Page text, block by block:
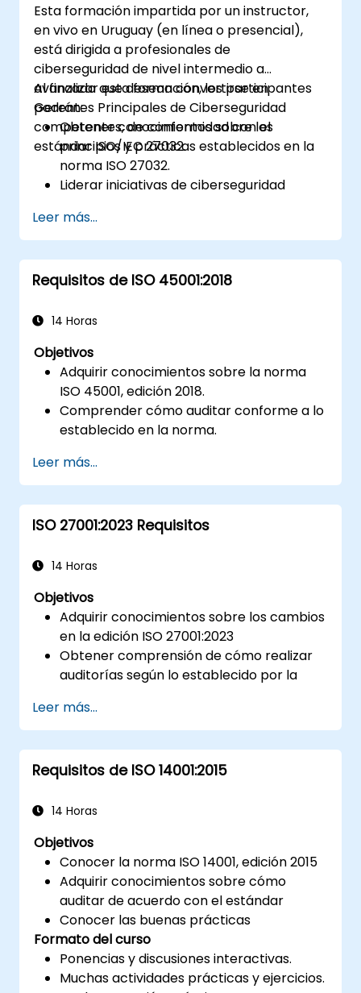
Esta formación impartida por un instructor,
en vivo en Uruguay (en línea o presencial),
está dirigida a profesionales de
ciberseguridad de nivel intermedio a
avanzado que desean convertirse en
Gerentes Principales de Ciberseguridad
competentes, de conformidad con el
estándar ISO/IEC 27032.
Al finalizar esta formación, los participantes
podrán:
Obtener conocimientos sobre los
principios y prácticas establecidos en la
norma ISO 27032.
Liderar iniciativas de ciberseguridad
Gestionar eficazmente la ciberseguridad
en el ciberespacio.
Fomentar un entorno de ciberseguridad
seguro para las organizaciones.
Leer más...
Requisitos de ISO 45001:2018
14 Horas
Objetivos
Adquirir conocimientos sobre la norma
ISO 45001, edición 2018.
Comprender cómo auditar conforme a lo
establecido en la norma.
recomendadas.
Leer más...
ISO 27001:2023 Requisitos
14 Horas
Objetivos
Adquirir conocimientos sobre los cambios
en la edición ISO 27001:2023
Obtener comprensión de cómo realizar
auditorías según lo establecido por la
Conocer las mejores prácticas
Leer más...
Requisitos de ISO 14001:2015
14 Horas
Objetivos
Conocer la norma ISO 14001, edición 2015
Adquirir conocimientos sobre cómo
auditar de acuerdo con el estándar
Conocer las buenas prácticas
Formato del curso
Ponencias y discusiones interactivas.
Muchas actividades prácticas y ejercicios.